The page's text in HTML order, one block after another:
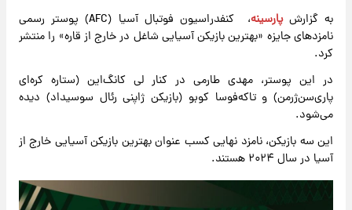
به گزارشپارسینه
، کنفدراسیون فوتبال آسیا (AFC) پوستر رسمی
نامزدهای جایزه «بهترین بازیکن آسیایی شاغل در خارج از قاره» را منتشر
کرد.
در این پوستر، مهدی طارمی در کنار لی کانگ‌این (ستاره کره‌ای
پاری‌سن‌ژرمن) و تاکه‌فوسا کوبو (بازیکن ژاپنی رئال سوسیداد) دیده
می‌شود.
این سه بازیکن، نامزد نهایی کسب عنوان بهترین بازیکن آسیایی خارج از
آسیا در سال ۲۰۲۴ هستند.